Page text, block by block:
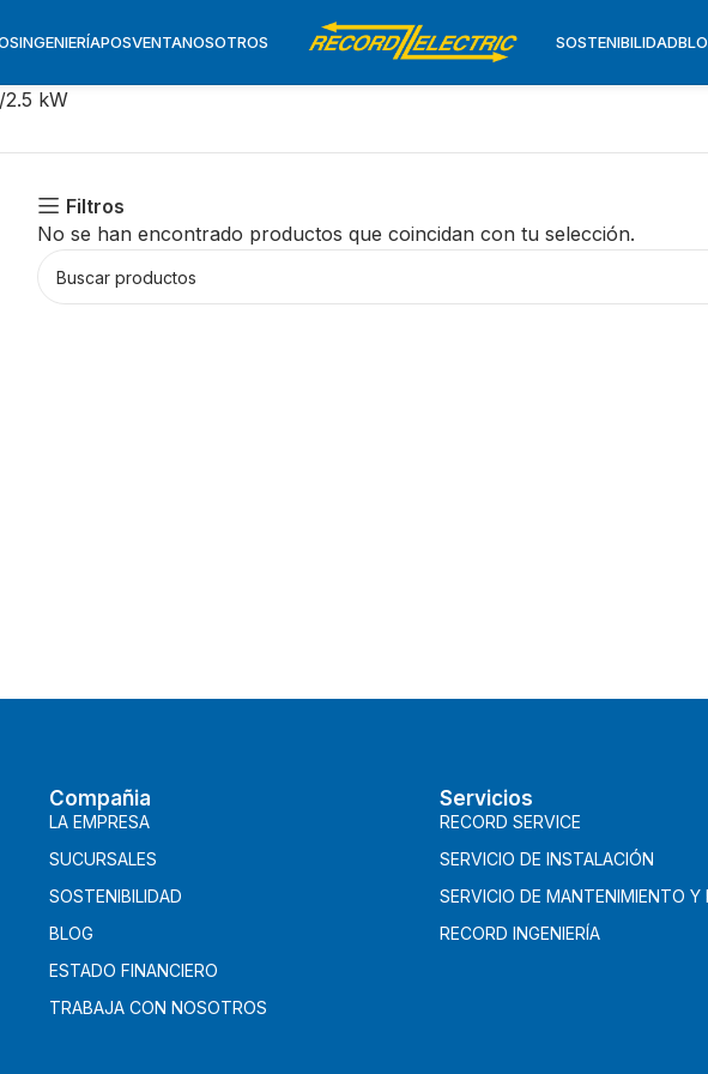
INGENIERÍAPOSVENTANOSOTROS SOSTENIBILIDAD
2.5 kW
Filtros
No se han encontrado productos que coincidan con tu selección.
Compañia
LA EMPRESA
SUCURSALES
SOSTENIBILIDAD
BLOG
ESTADO FINANCIERO
TRABAJA CON NOSOTROS
Servicios
RECORD SERVICE
SERVICIO DE INSTALACIÓN
SERVICIO DE MANTENIMIENTO Y
RECORD INGENIERÍA